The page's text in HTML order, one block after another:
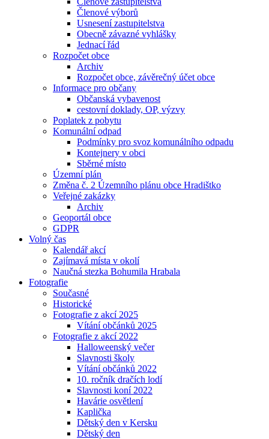
Členové výborů
Usnesení zastupitelstva
Obecně závazné vyhlášky
Jednací řád
Rozpočet obce
Archiv
Rozpočet obce, závěrečný účet obce
Informace pro občany
Občanská vybavenost
cestovní doklady, OP, výzvy
Poplatek z pobytu
Komunální odpad
Podmínky pro svoz komunálního odpadu
Kontejnery v obci
Sběrné místo
Územní plán
Změna č. 2 Územního plánu obce Hradištko
Veřejné zakázky
Archiv
Geoportál obce
GDPR
Volný čas
Kalendář akcí
Zajímavá místa v okolí
Naučná stezka Bohumila Hrabala
Fotografie
Současné
Historické
Fotografie z akcí 2025
Vítání občánků 2025
Fotografie z akcí 2022
Halloweenský večer
Slavnosti školy
Vítání občánků 2022
10. ročník dračích lodí
Slavnosti koní 2022
Havárie osvětlení
Kaplička
Dětský den v Kersku
Dětský den